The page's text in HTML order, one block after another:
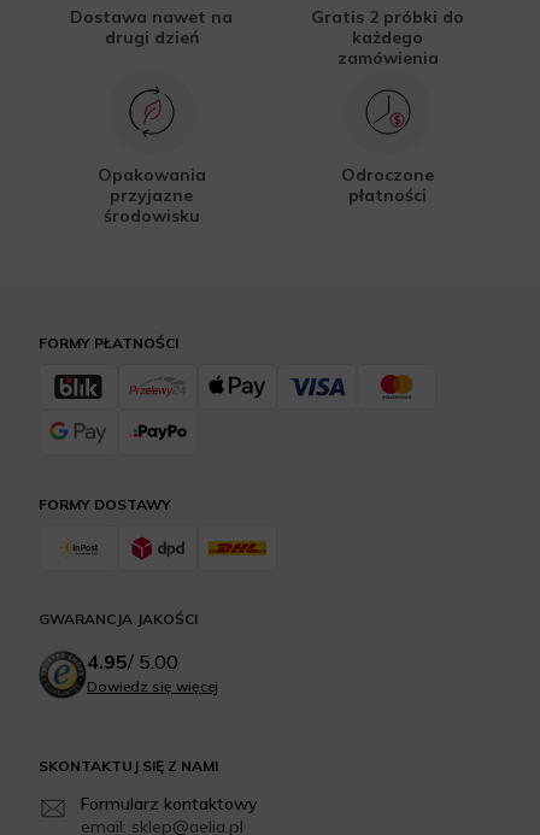
Dostawa nawet na
drugi dzień
Gratis 2 próbki do
każdego
zamówienia
Opakowania
przyjazne
środowisku
Odroczone
płatności
SKONTAKTUJ SIĘ Z NAMI
Formularz kontaktowy
email: sklep@aelia.pl
FORMY DOSTAWY
FORMY PŁATNOŚCI
GWARANCJA JAKOŚCI
4.95/ 5.00
Dowiedz się więcej